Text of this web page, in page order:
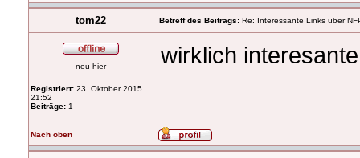
tom22 Betreff des Beitrags: Re: Interessante Links über
neu hier
Registriert: 23. Oktober 2015
21:52
Beiträge: 1
wirklich
Nach oben